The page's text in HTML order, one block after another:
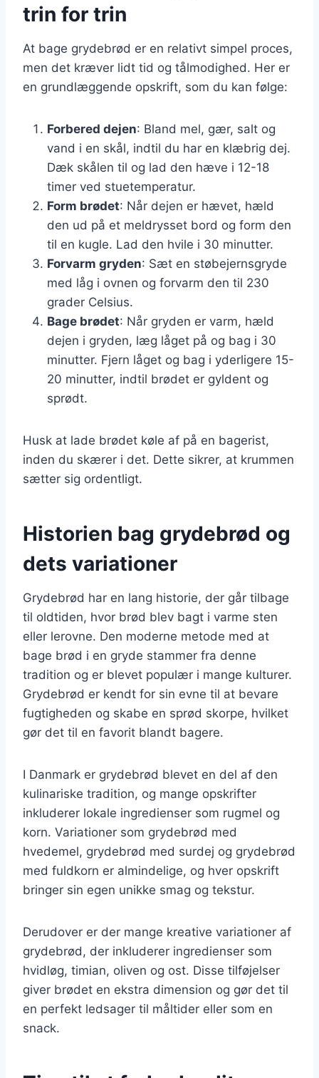
trin for trin
At bage grydebrød er en relativt simpel proces,
men det kræver lidt tid og tålmodighed. Her er
en grundlæggende opskrift, som du kan følge:
Forbered dejen: Bland mel, gær, salt og
vand i en skål, indtil du har en klæbrig dej.
Dæk skålen til og lad den hæve i 12-18
timer ved stuetemperatur.
Form brødet: Når dejen er hævet, hæld
den ud på et meldrysset bord og form den
til en kugle. Lad den hvile i 30 minutter.
Forvarm gryden: Sæt en støbejernsgryde
med låg i ovnen og forvarm den til 230
grader Celsius.
Bage brødet: Når gryden er varm, hæld
dejen i gryden, læg låget på og bag i 30
minutter. Fjern låget og bag i yderligere 15-
20 minutter, indtil brødet er gyldent og
sprødt.
Husk at lade brødet køle af på en bagerist,
inden du skærer i det. Dette sikrer, at krummen
sætter sig ordentligt.
Historien bag grydebrød og
dets variationer
Grydebrød har en lang historie, der går tilbage
til oldtiden, hvor brød blev bagt i varme sten
eller lerovne. Den moderne metode med at
bage brød i en gryde stammer fra denne
tradition og er blevet populær i mange kulturer.
Grydebrød er kendt for sin evne til at bevare
fugtigheden og skabe en sprød skorpe, hvilket
gør det til en favorit blandt bagere.
I Danmark er grydebrød blevet en del af den
kulinariske tradition, og mange opskrifter
inkluderer lokale ingredienser som rugmel og
korn. Variationer som grydebrød med
hvedemel, grydebrød med surdej og grydebrød
med fuldkorn er almindelige, og hver opskrift
bringer sin egen unikke smag og tekstur.
Derudover er der mange kreative variationer af
grydebrød, der inkluderer ingredienser som
hvidløg, timian, oliven og ost. Disse tilføjelser
giver brødet en ekstra dimension og gør det til
en perfekt ledsager til måltider eller som en
snack.